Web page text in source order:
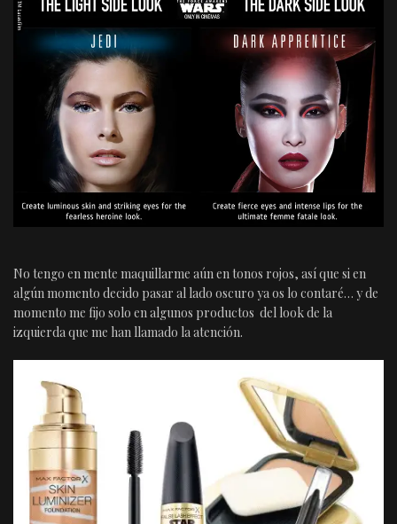
No tengo en mente maquillarme aún en tonos rojos, así que si en
algún momento decido pasar al lado oscuro ya os lo contaré… y de
momento me fijo solo en algunos productos del look de la
izquierda que me han llamado la atención.